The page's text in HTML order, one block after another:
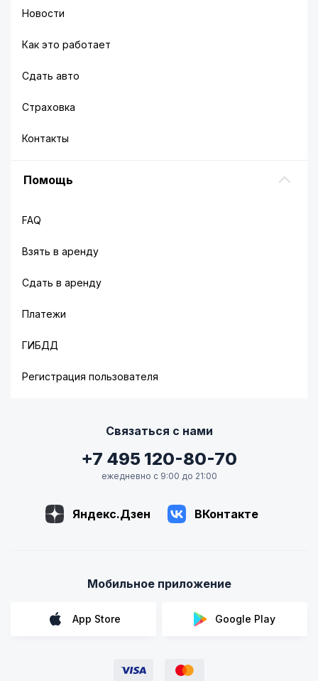
Новости
Как это работает
Сдать авто
Страховка
Контакты
Помощь
FAQ
Взять в аренду
Сдать в аренду
Платежи
ГИБДД
Регистрация пользователя
Связаться с нами
+7 495 120-80-70
ежедневно с 9:00 до 21:00
Яндекс.Дзен ВКонтакте
Мобильное приложение
App Store Google Play